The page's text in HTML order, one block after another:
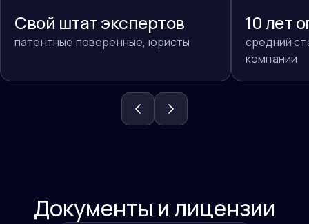
Свой штат экспертов
патентные поверенные, юристы
10 лет
средний
компании
Документы и лицензии